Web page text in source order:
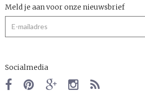
Meld je aan voor onze nieuwsbrief
Socialmedia